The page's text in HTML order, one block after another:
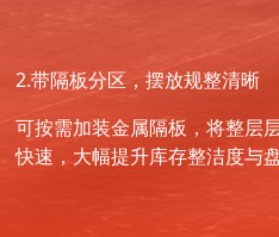
2.带隔板分区，摆放规整清晰
可按需加装金属隔板，将整层
快速，大幅提升库存整洁度与盘